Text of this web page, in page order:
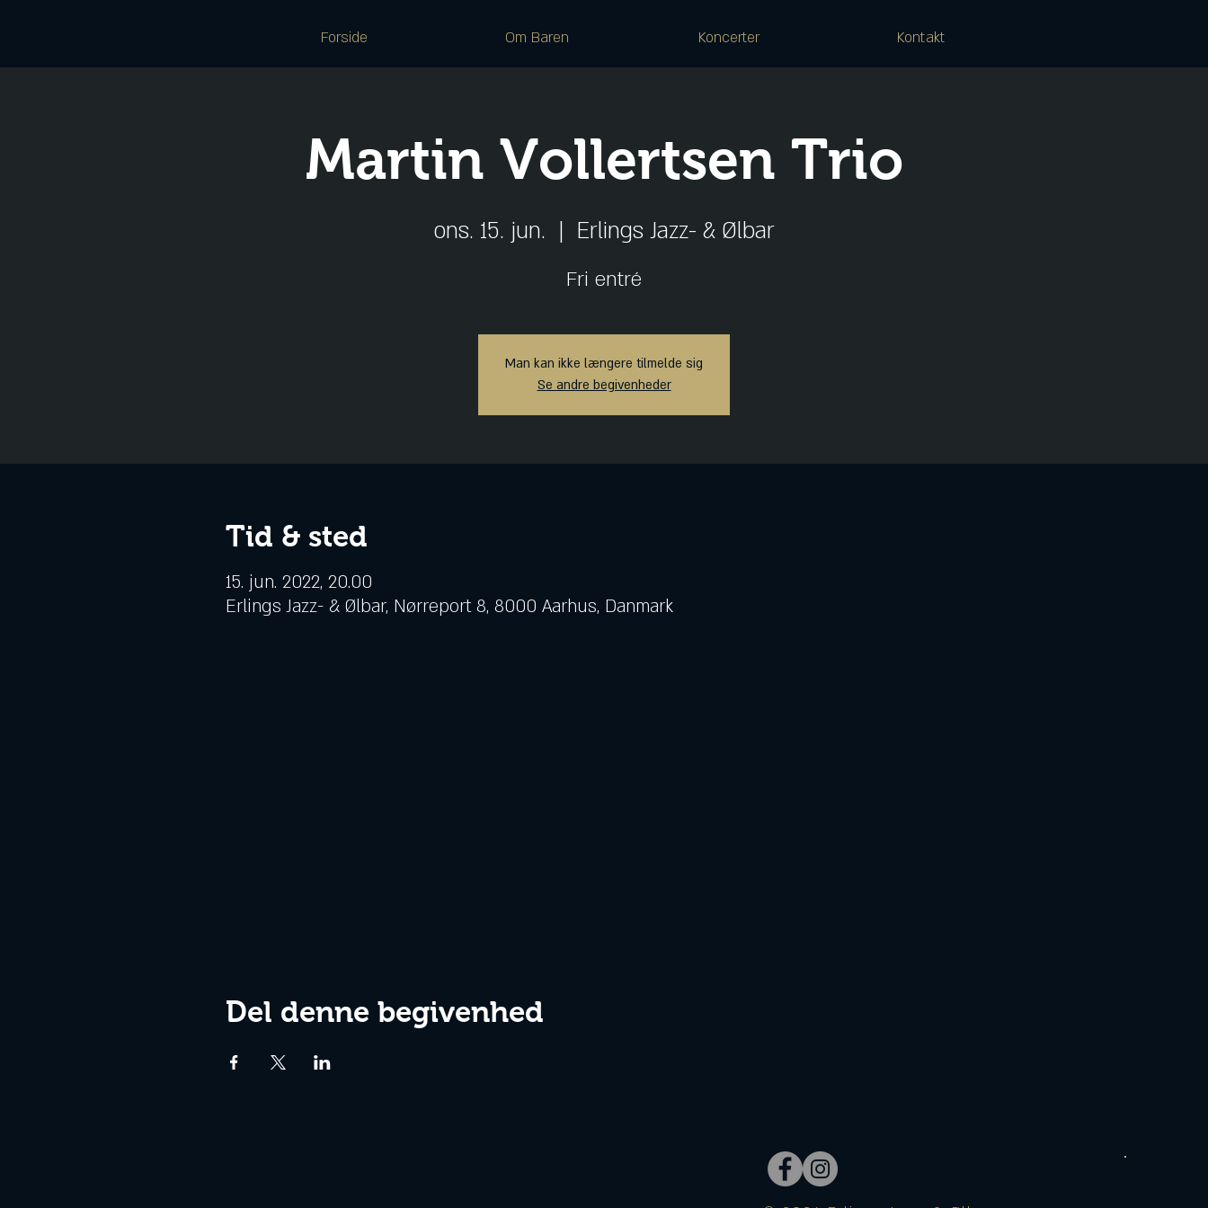
Forside Om Baren Koncerter Kontakt
Martin Vollertsen Trio
ons. 15. jun. Erlings Jazz- & Ølbar
Fri entré
Man kan ikke længere tilmelde sig
Se andre begivenheder
Tid & sted
15. jun. 2022, 20.00
Erlings Jazz- & Ølbar, Nørreport 8, 8000 Aarhus, Danmark
Del denne begivenhed